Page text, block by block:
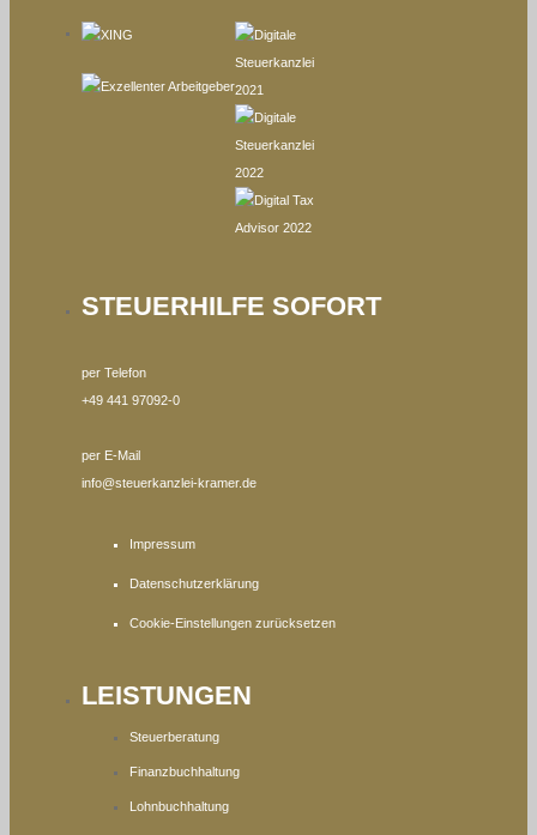
STEUERHILFE SOFORT
per Telefon
+49 441 97092-0
per E-Mail
info@steuerkanzlei-kramer.de
Impressum
Datenschutzerklärung
Cookie-Einstellungen zurücksetzen
LEISTUNGEN
Steuerberatung
Finanzbuchhaltung
Lohnbuchhaltung